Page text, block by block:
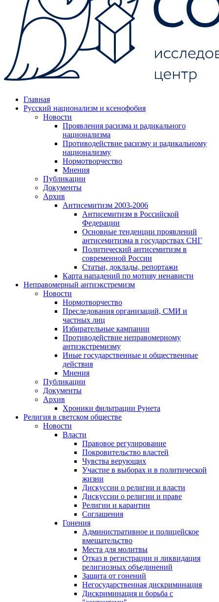
Главная
Русский национализм и ксенофобия
Новости
Проявления расизма и радикального
национализма
Противодействие расизму и радикальному
национализму
Нормотворчество
Мнения
Публикации
Документы
Архив
Антисемитизм 2003-2006
Антисемитизм в Российской
Федерации
Основные тенденции проявлений
антисемитизма в государствах СНГ
Политический антисемитизм в
современной России
Статьи, доклады, репортажи
Карта нападений по мотиву ненависти
Неправомерный антиэкстремизм
Новости
Нормотворчество
Преследования организаций, СМИ и
частных лиц
Избирательные кампании
Противодействие неправомерному
антиэкстремизму
Иные государственные и общественные
действия
Мнения
Публикации
Документы
Архив
Хроники фильтрации Рунета
Религия в светском обществе
Новости
Власти
Правовое регулирование
Покровительство властей
Чувства верующих
Участие в выборах и в политической
жизни
Дискуссии о религии и власти
Дискуссии о религии и праве
Религии и карантин
Соглашения
Гонения
Административное и полицейское
вмешательство
Места для молитвы
Отказ в регистрации и ликвидация
религиозных объединений
Защита от гонений
Негосударственная дискриминация
Дискриминация и борьба с